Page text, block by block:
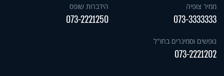
ממיר צופיה
073-3333333
הידברות שופס
073-2221250
נופשים וסמינרים בחו"ל
073-2221202